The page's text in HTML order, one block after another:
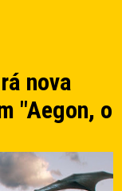
nova
"Aegon, o